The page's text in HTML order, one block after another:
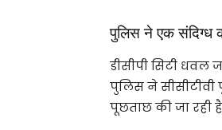
पुलिस ने एक संदिग्ध
डीसीपी सिटी
पुलिस ने
पूछताछ की जा रही